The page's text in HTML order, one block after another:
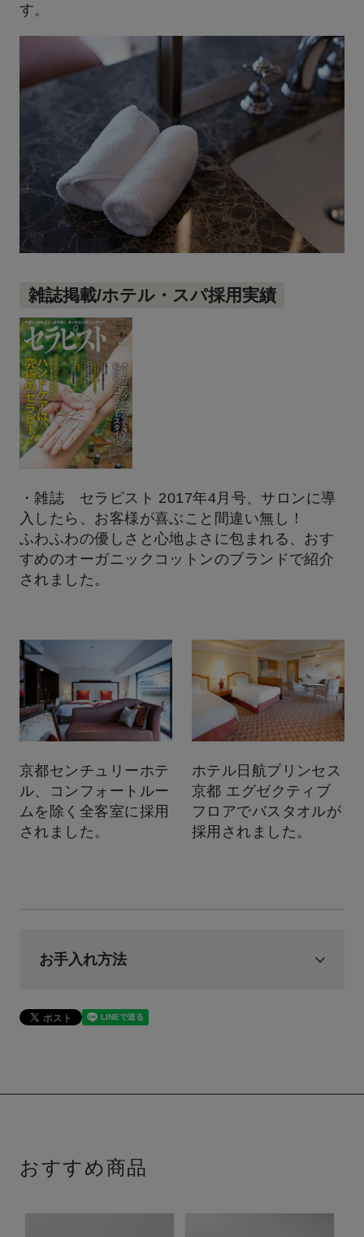
す。
雑誌掲載/ホテル・スパ採用実績
・雑誌 セラピスト 2017年4月号、サロンに導
入したら、お客様が喜ぶこと間違い無し！
ふわふわの優しさと心地よさに包まれる、おす
すめのオーガニックコットンのブランドで紹介
されました。
京都センチュリーホテ
ル、コンフォートルー
ムを除く全客室に採用
されました。
ホテル日航プリンセス
京都 エグゼクティブ
フロアでバスタオルが
採用されました。
お手入れ方法
おすすめ商品